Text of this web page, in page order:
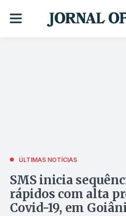
ÚLTIMAS NOTÍCIAS
SMS inicia
rápidos com alta
Covid-19, em